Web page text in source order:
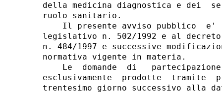
della medicina diagnostica e dei
ruolo sanitario.
Il presente avviso pubblico  e'
legislativo n. 502/1992 e al
n. 484/1997 e successive
normativa vigente in materia.
Le  domande  di
esclusivamente  prodotte  tramite
trentesimo giorno successivo alla